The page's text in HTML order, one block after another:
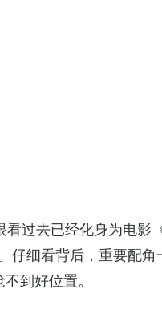
过去已经化身为电影
仔细看背后，重要配
到好位置。